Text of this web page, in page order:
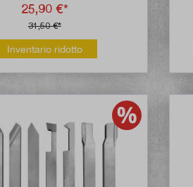
25,90 €*
31,50 €*
Inventario ridotto